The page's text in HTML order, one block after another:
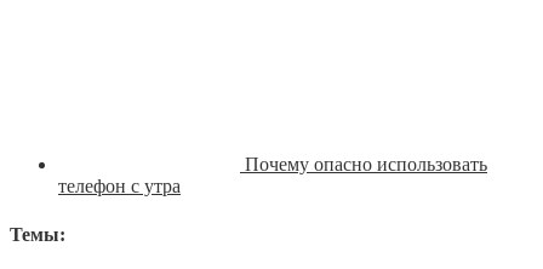
Почему опасно использовать
телефон с утра
Темы: